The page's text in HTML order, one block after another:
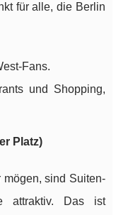
für alle, die Berlin
Fans.
und Shopping,
Platz)
mögen, sind Suiten-
attraktiv. Das ist